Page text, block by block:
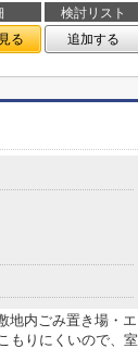
検討リスト
る 追加する
地内ごみ置き場・エ
もりにくいので、室